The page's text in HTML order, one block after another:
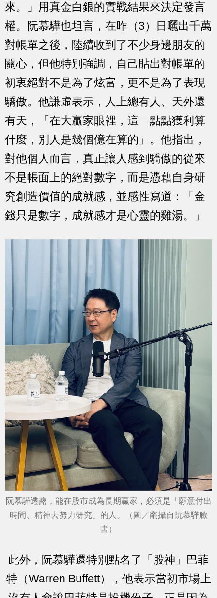
來。」用真金白銀的實戰結果來決定發言
權。阮慕驊也坦言，在昨（3）日曬出千萬
對帳單之後，陸續收到了不少身邊朋友的
關心，但他特別強調，自己貼出對帳單的
初衷絕對不是為了炫富，更不是為了表現
驕傲。他謙虛表示，人上總有人、天外還
有天，「在大贏家眼裡，這一點點獲利算
什麼，別人是幾個億在算的」。他指出，
對他個人而言，真正讓人感到驕傲的從來
不是帳面上的絕對數字，而是憑藉自身研
究創造價值的成就感，並感性寫道：「金
錢只是數字，成就感才是心靈的雞湯。」
阮慕驊透露，能在股市成為長期贏家，必須是「願意付出
時間、精神去努力研究」的人。（圖／翻攝自阮慕驊 臉
書）
此外，阮慕驊還特別點名了「股神」巴菲
特（Warren Buffett），他表示當初市場上